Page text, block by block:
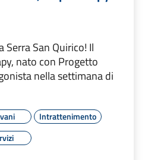
Serra San Quirico! Il
nato con Progetto
nella settimana di
Intrattenimento